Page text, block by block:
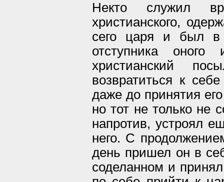
Некто служил
христианского,
сего царя и был
отступника
христианский
возвратиться к
даже до принятия
но тот не только не
напротив, устроял
него. С
день пришел он в
соделанном и